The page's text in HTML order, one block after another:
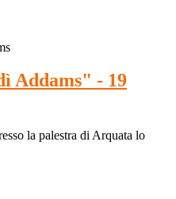
Addams" - 19
la palestra di Arquata lo